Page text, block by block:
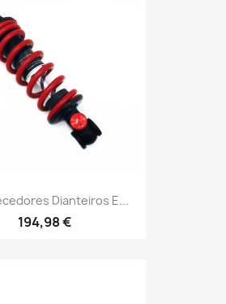
Dianteiros E...
194,98 €